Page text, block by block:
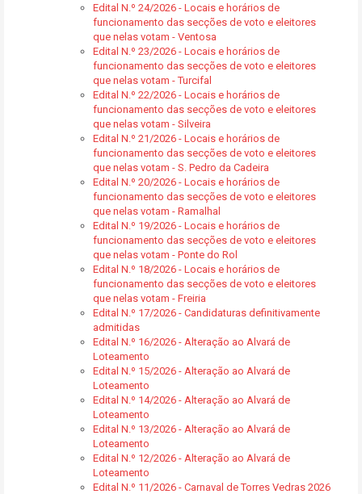
Edital N.º 24/2026 - Locais e horários de
funcionamento das secções de voto e eleitores
que nelas votam - Ventosa
Edital N.º 23/2026 - Locais e horários de
funcionamento das secções de voto e eleitores
que nelas votam - Turcifal
Edital N.º 22/2026 - Locais e horários de
funcionamento das secções de voto e eleitores
que nelas votam - Silveira
Edital N.º 21/2026 - Locais e horários de
funcionamento das secções de voto e eleitores
que nelas votam - S. Pedro da Cadeira
Edital N.º 20/2026 - Locais e horários de
funcionamento das secções de voto e eleitores
que nelas votam - Ramalhal
Edital N.º 19/2026 - Locais e horários de
funcionamento das secções de voto e eleitores
que nelas votam - Ponte do Rol
Edital N.º 18/2026 - Locais e horários de
funcionamento das secções de voto e eleitores
que nelas votam - Freiria
Edital N.º 17/2026 - Candidaturas definitivamente
admitidas
Edital N.º 16/2026 - Alteração ao Alvará de
Loteamento
Edital N.º 15/2026 - Alteração ao Alvará de
Loteamento
Edital N.º 14/2026 - Alteração ao Alvará de
Loteamento
Edital N.º 13/2026 - Alteração ao Alvará de
Loteamento
Edital N.º 12/2026 - Alteração ao Alvará de
Loteamento
Edital N.º 11/2026 - Carnaval de Torres Vedras 2026